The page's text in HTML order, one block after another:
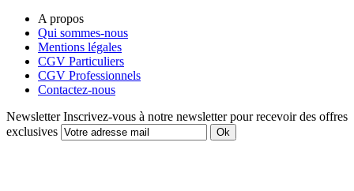
A propos
Qui sommes-nous
Mentions légales
CGV Particuliers
CGV Professionnels
Contactez-nous
Newsletter Inscrivez-vous à notre newsletter pour recevoir des offres
exclusives